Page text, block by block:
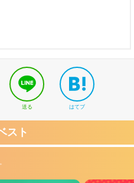
送る はてブ
スト